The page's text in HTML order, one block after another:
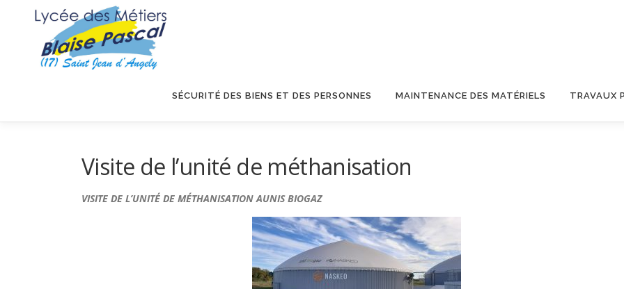
SÉCURITÉ DES BIENS ET DES PERSONNES MAINTENANCE DES MATÉRIELS TRAVAUX
Visite de l’unité de méthanisation
VISITE DE L’UNITÉ DE MÉTHANISATION AUNIS BIOGAZ